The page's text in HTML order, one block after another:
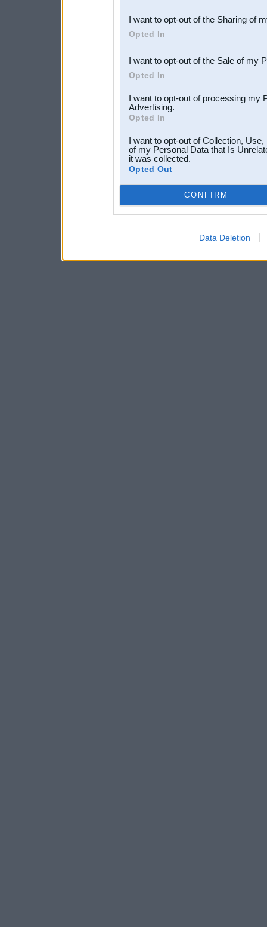
Downstream Participants
third parties.
I want to opt-out of the Sharing of
Opted In
I want to opt-out of the Sale of my
Opted In
I want to opt-out of processing my
Advertising.
Opted In
I want to opt-out of Collection,
of my Personal Data that Is
it was collected.
Opted Out
CONFIRM
Data Deletion